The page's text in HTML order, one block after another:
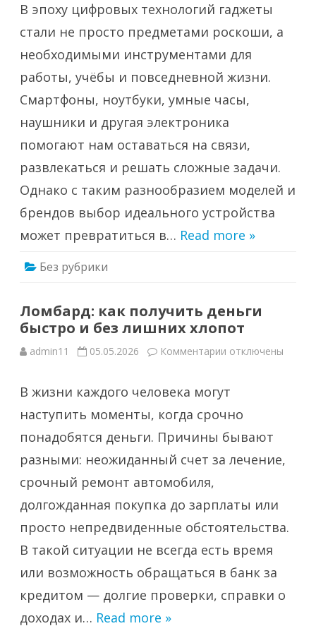
по
лучшему
интернет-
магазину
в
Санкт-
Петербурге
В эпоху цифровых технологий гаджеты
стали не просто предметами роскоши, а
необходимыми инструментами для
работы, учёбы и повседневной жизни.
Смартфоны, ноутбуки, умные часы,
наушники и другая электроника
помогают нам оставаться на связи,
развлекаться и решать сложные задачи.
Однако с таким разнообразием моделей и
брендов выбор идеального устройства
может превратиться в… Read more »
Без рубрики
Ломбард: как получить деньги
быстро и без лишних хлопот
admin11 05.05.2026 Комментарии к
получить
деньги
быстро
и
без
лишних
отключены
В жизни каждого человека могут
наступить моменты, когда срочно
понадобятся деньги. Причины бывают
разными: неожиданный счет за лечение,
срочный ремонт автомобиля,
долгожданная покупка до зарплаты или
просто непредвиденные обстоятельства.
В такой ситуации не всегда есть время
или возможность обращаться в банк за
кредитом — долгие проверки, справки о
доходах и… Read more »